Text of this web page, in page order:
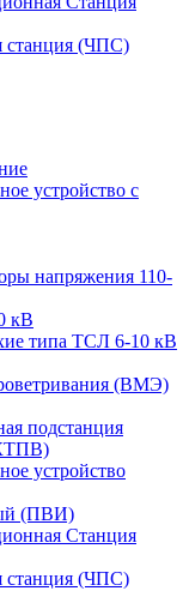
станция (ЧПС)
устройство с
напряжения 110-
кВ
типа ТСЛ 6-10 кВ
(ВМЭ)
подстанция
устройство
(ПВИ)
Станция
станция (ЧПС)